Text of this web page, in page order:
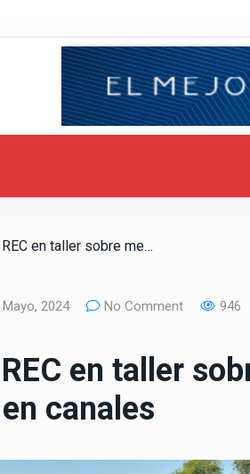
/ Colaboran UABC y REC en taller sobre medición de flujos en canales
Mayo, 2024 No Comment 946
en taller
canales